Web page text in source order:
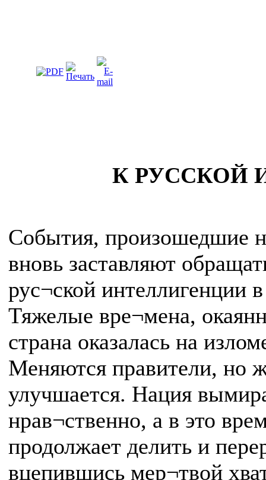
К РУССКОЙ
События, произошедшие
вновь заставляют
рус¬ской интеллигенции
Тяжелые вре¬мена,
страна оказалась на
Меняются правители, но
улучшается. Нация
нрав¬ственно, а в это
продолжает делить и
вцепившись мер¬твой